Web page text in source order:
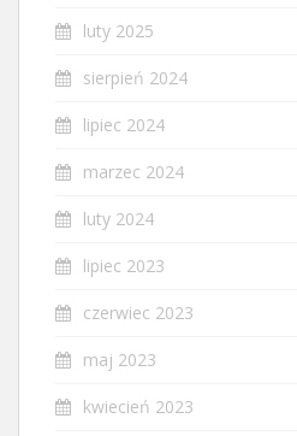
luty 2025
sierpień 2024
lipiec 2024
marzec 2024
luty 2024
lipiec 2023
czerwiec 2023
maj 2023
kwiecień 2023